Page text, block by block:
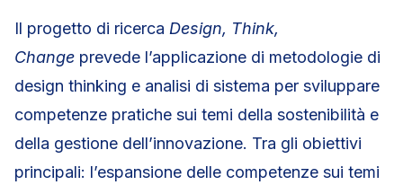
Il progetto di ricerca Design, Think,
Change prevede l’applicazione di metodologie di
design thinking e analisi di sistema per sviluppare
competenze pratiche sui temi della sostenibilità e
della gestione dell’innovazione. Tra gli obiettivi
principali: l’espansione delle competenze sui temi